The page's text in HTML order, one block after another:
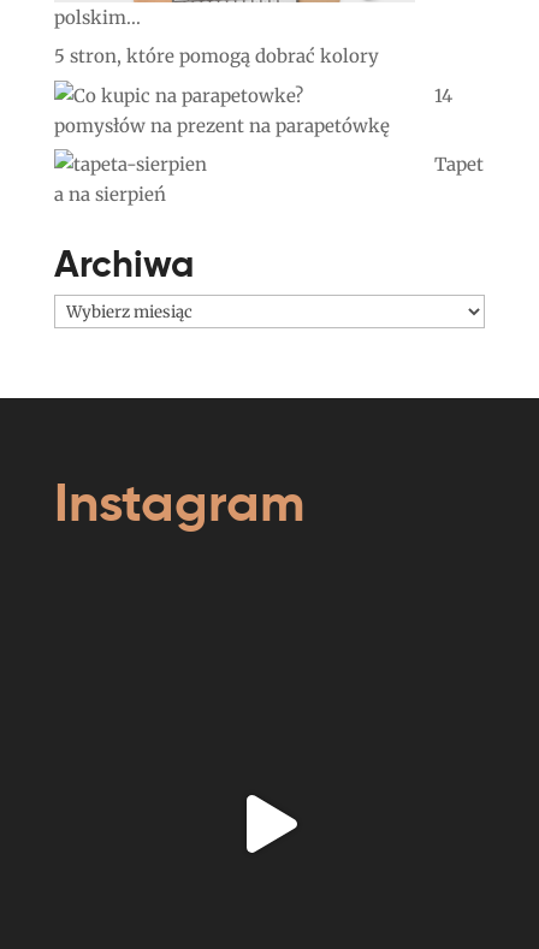
polskim...
5 stron, które pomogą dobrać kolory
14
pomysłów na prezent na parapetówkę
Tapet
a na sierpień
Archiwa
Archiwa
Instagram